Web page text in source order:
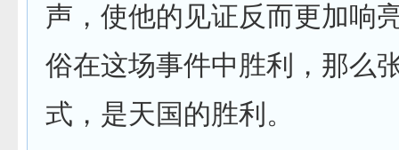
声，使他的见证反而更加响
俗在这场事件中胜利，那么
式，是天国的胜利。